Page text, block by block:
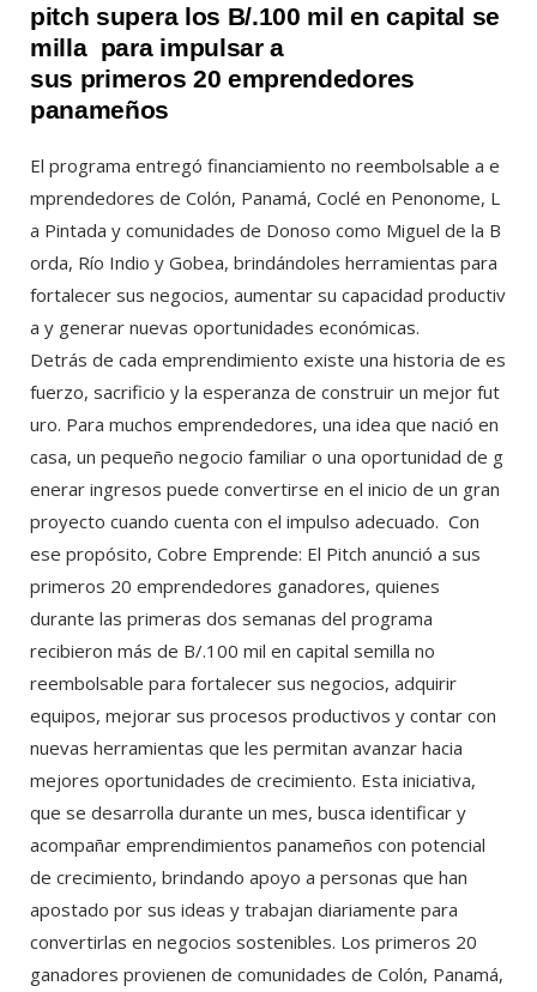
pitch supera los B/.100 mil en capital se
milla para impulsar a
sus primeros 20 emprendedores
panameños
El programa entregó financiamiento no reembolsable a e
mprendedores de Colón, Panamá, Coclé en Penonome, L
a Pintada y comunidades de Donoso como Miguel de la B
orda, Río Indio y Gobea, brindándoles herramientas para
fortalecer sus negocios, aumentar su capacidad productiv
a y generar nuevas oportunidades económicas.
Detrás de cada emprendimiento existe una historia de es
fuerzo, sacrificio y la esperanza de construir un mejor fut
uro. Para muchos emprendedores, una idea que nació en
casa, un pequeño negocio familiar o una oportunidad de g
enerar ingresos puede convertirse en el inicio de un gran
proyecto cuando cuenta con el impulso adecuado. Con
ese propósito, Cobre Emprende: El Pitch anunció a sus
primeros 20 emprendedores ganadores, quienes
durante las primeras dos semanas del programa
recibieron más de B/.100 mil en capital semilla no
reembolsable para fortalecer sus negocios, adquirir
equipos, mejorar sus procesos productivos y contar con
nuevas herramientas que les permitan avanzar hacia
mejores oportunidades de crecimiento. Esta iniciativa,
que se desarrolla durante un mes, busca identificar y
acompañar emprendimientos panameños con potencial
de crecimiento, brindando apoyo a personas que han
apostado por sus ideas y trabajan diariamente para
convertirlas en negocios sostenibles. Los primeros 20
ganadores provienen de comunidades de Colón, Panamá,